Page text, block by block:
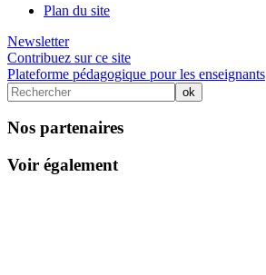
Plan du site
Newsletter
Contribuez sur ce site
Plateforme pédagogique pour les enseignants
Nos partenaires
Voir également